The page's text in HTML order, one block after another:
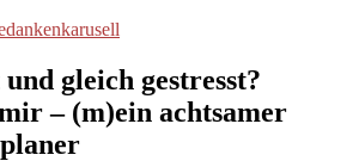
gleich gestresst?
– (m)ein achtsamer